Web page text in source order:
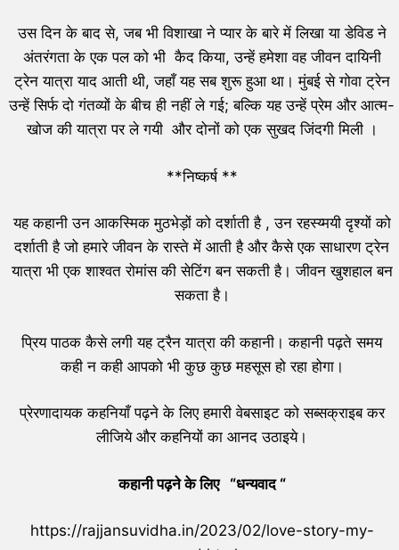
उस दिन के बाद से, जब भी विशाखा ने प्यार के बारे में लिखा या डेविड ने
अंतरंगता के एक पल को भी कैद किया, उन्हें हमेशा वह जीवन दायिनी
ट्रेन यात्रा याद आती थी, जहाँ यह सब शुरू हुआ था। मुंबई से गोवा ट्रेन
उन्हें सिर्फ दो गंतव्यों के बीच ही नहीं ले गई; बल्कि यह उन्हें प्रेम और आत्म-
खोज की यात्रा पर ले गयी और दोनों को एक सुखद जिंदगी मिली ।
**निष्कर्ष **
यह कहानी उन आकस्मिक मुठभेड़ों को दर्शाती है , उन रहस्य्मयी दृश्यों को
दर्शाती है जो हमारे जीवन के रास्ते में आती है और कैसे एक साधारण ट्रेन
यात्रा भी एक शाश्वत रोमांस की सेटिंग बन सकती है। जीवन खुशहाल बन
सकता है।
प्रिय पाठक कैसे लगी यह ट्रैन यात्रा की कहानी। कहानी पढ़ते समय
कही न कही आपको भी कुछ कुछ महसूस हो रहा होगा।
प्रेरणादायक कहनियाँ पढ़ने के लिए हमारी वेबसाइट को सब्सक्राइब कर
लीजिये और कहनियों का आनद उठाइये।
कहानी पढ़ने के लिए “धन्यवाद “
https://rajjansuvidha.in/2023/02/love-story-my-